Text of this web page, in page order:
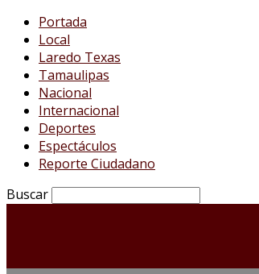
Portada
Local
Laredo Texas
Tamaulipas
Nacional
Internacional
Deportes
Espectáculos
Reporte Ciudadano
Buscar